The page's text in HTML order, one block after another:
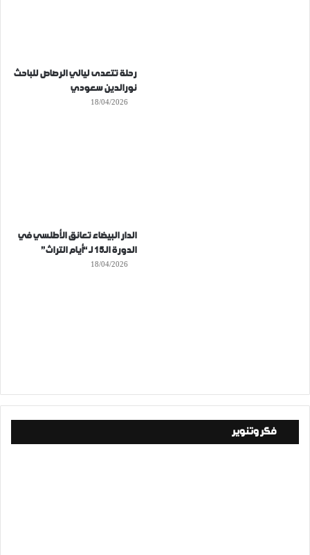
رحلة تتعدى ليالي الرصاص للباحث
نورالدين سعودي
18/04/2026
الدار البيضاء تعانق الأطلسي في
الدورة الـ15 لـ “أيام التراث”
18/04/2026
فكر وتنوير